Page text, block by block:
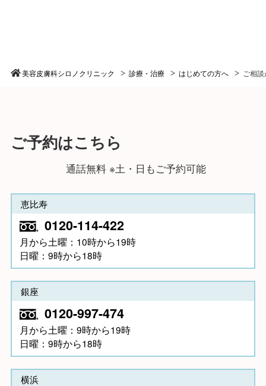
美容皮膚科シロノクリニック 診療・治療 はじめての方へ ご相
ご予約はこちら
通話無料 ※土・日もご予約可能
恵比寿
0120-114-422
月から土曜：10時から19時
日曜：9時から18時
銀座
0120-997-474
月から土曜：9時から19時
日曜：9時から18時
横浜